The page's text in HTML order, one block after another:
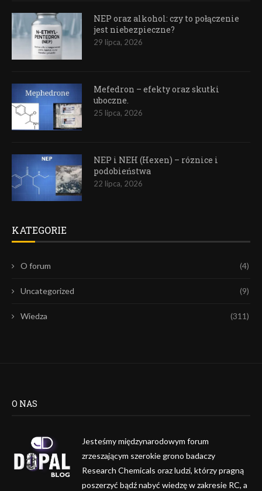
NEP oraz alkohol: czy to połączenie
jest niebezpieczne?
29 lipca, 2026
Mefedron – efekty oraz skutki
uboczne.
25 lipca, 2026
NEP i NEH (Hexen) – róznice i
podobieństwa
22 lipca, 2026
KATEGORIE
O forum (4)
Uncategorized (9)
Wiedza (311)
O NAS
Jesteśmy międzynarodowym forum
zrzeszającym szerokie grono badaczy
Research Chemicals oraz ludzi, którzy pragną
poszerzyć bądź nabyć wiedzę w zakresie RC, a